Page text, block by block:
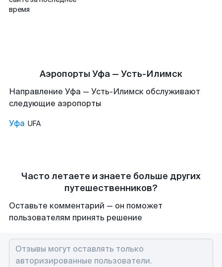
время
Аэропорты Уфа — Усть-Илимск
Направление Уфа — Усть-Илимск обслуживают
следующие аэропорты
Уфа UFA
Часто летаете и знаете больше других
путешественников?
Оставьте комментарий — он поможет
пользователям принять решение